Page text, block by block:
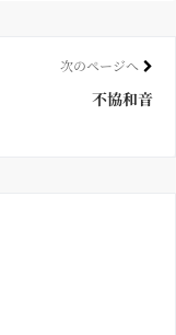
次のページへ
不協和音